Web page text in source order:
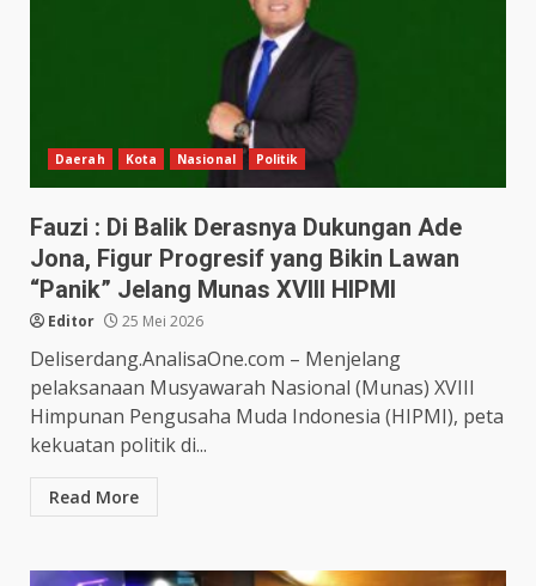
Daerah Kota Nasional Politik
Fauzi : Di Balik Derasnya Dukungan Ade
Jona, Figur Progresif yang Bikin Lawan
“Panik” Jelang Munas XVIII HIPMI
Editor 25 Mei 2026
Deliserdang.AnalisaOne.com – Menjelang
pelaksanaan Musyawarah Nasional (Munas) XVIII
Himpunan Pengusaha Muda Indonesia (HIPMI), peta
kekuatan politik di...
Read More